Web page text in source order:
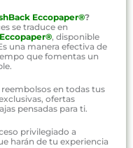
Eccopaper®?
se traduce en
, disponible
una manera efectiva de
que fomentas un
en todas tus
ofertas
pensadas para ti.
privilegiado a
harán de tu experiencia